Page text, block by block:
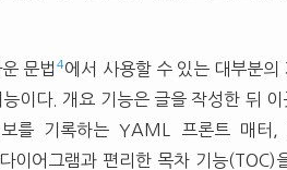
문법 4에서 사용할 수 있는 대부분의
이다. 개요 기능은 글을 작성한 뒤
를 기록하는 YAML 프론트 매터,
다이어그램과 편리한 목차 기능(TOC)